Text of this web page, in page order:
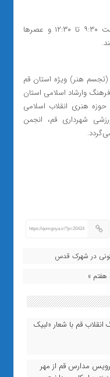
علاقه‌مندان به دیدن آثار می‌توانند از ساعت ۹:۳۰ تا ۱۲:۳۰ و عصرها
هنر) ویژه استان قم
وارشاد اسلامی استان
هنری انقلاب اسلامی
شهرداری قم، انجمن
https://qomgoya.ir/?p=20424
در شهرک قدس
هفتم »
انقلاب قم با شعار «لبیک
مدارس قم از مهر